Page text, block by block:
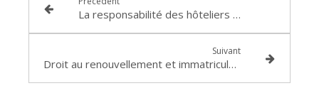
La responsabilité des hôteliers s’agissant des objets déposés chez eux
Suivant
Droit au renouvellement et immatriculation du locataire